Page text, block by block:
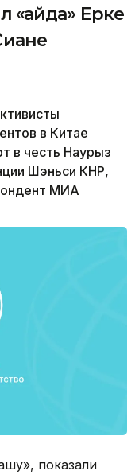
«Қайда» Ерке
в Китае
в честь Наурыз
Шэньси КНР,
МИА
показали